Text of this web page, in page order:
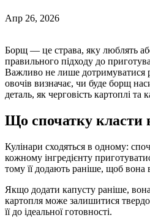
Апр 26, 2026
Борщ — це страва, яку люблять абсолютно всі українці, тому її готують у кожному домі. Однак він потребує
правильного підходу до
Важливо не лише дотримуватися
овочів визначає, чи буде борщ
деталь, як черговість картоплі
Що спочатку
Кулінари сходяться в одному:
кожному інгредієнту
тому її додають раніше, щоб вона
Якщо додати капусту раніше,
картопля може залишитися
її до ідеальної готовності.